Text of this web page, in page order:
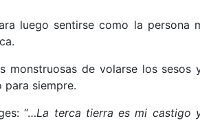
luego sentirse como la persona
monstruosas de volarse los sesos
para siempre.
“…La terca tierra es mi castigo